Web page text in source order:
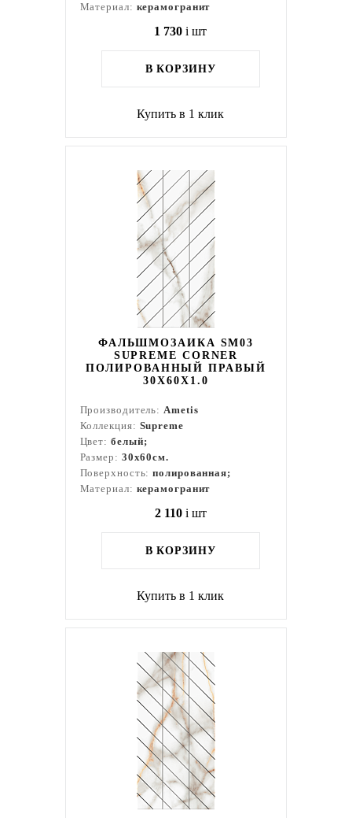
Материал: керамогранит
1 730 i шт
В КОРЗИНУ
Купить в 1 клик
ФАЛЬШМОЗАИКА SM03
SUPREME CORNER
ПОЛИРОВАННЫЙ ПРАВЫЙ
30X60X1.0
Производитель:Ametis
Коллекция: Supreme
Цвет: белый;
Размер: 30x60см.
Поверхность:полированная;
Материал: керамогранит
2 110 i шт
В КОРЗИНУ
Купить в 1 клик